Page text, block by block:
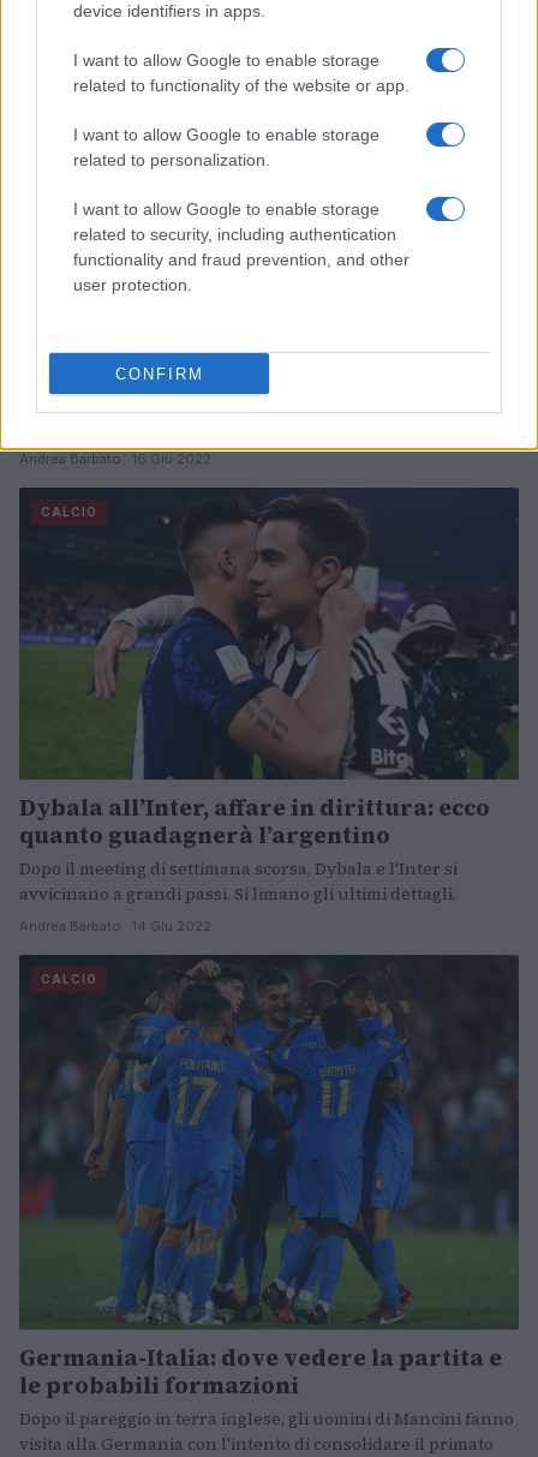
device identifiers in apps.
I want to allow Google to enable storage
related to functionality of the website or app.
I want to allow Google to enable storage
related to personalization.
I want to allow Google to enable storage
related to security, including authentication
functionality and fraud prevention, and other
user protection.
CONFIRM
Dopo la Champions League, possibili novità importanti anche
per la Supercoppa Europea 2024. La UEFA intende
Andrea Barbato · 16 Giu 2022
CALCIO
Dybala all’Inter, affare in dirittura: ecco
quanto guadagnerà l’argentino
Dopo il meeting di settimana scorsa, Dybala e l'Inter si
avvicinano a grandi passi. Si limano gli ultimi dettagli.
Andrea Barbato · 14 Giu 2022
CALCIO
Germania-Italia: dove vedere la partita e
le probabili formazioni
Dopo il pareggio in terra inglese, gli uomini di Mancini fanno
visita alla Germania con l'intento di consolidare il primato